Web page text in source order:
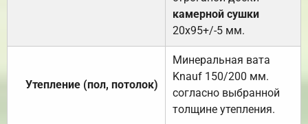
камерной сушки
20х95+/-5 мм.
Утепление (пол, потолок)
Минеральная вата
Knauf 150/200 мм.
согласно выбранной
толщине утепления.